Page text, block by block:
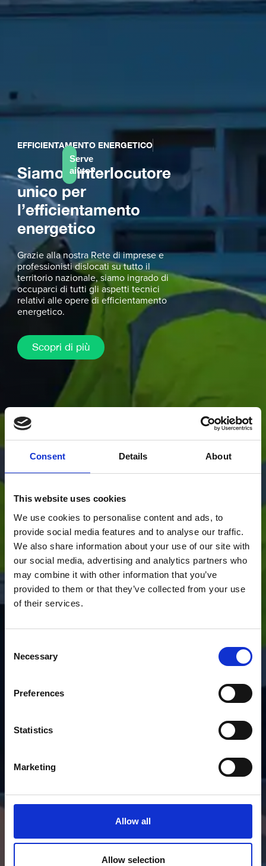
Consent Details About
This website uses cookies
We use cookies to personalise content and ads, to
provide social media features and to analyse our traffic.
We also share information about your use of our site with
our social media, advertising and analytics partners who
may combine it with other information that you’ve
provided to them or that they’ve collected from your use
of their services.
Selection
Necessary
Preferences
Statistics
Marketing
Allow all
Allow selection
EFFICIENTAMENTO ENERGETICO
Siamo l’interlocutore
unico per
l’efficientamento
energetico
Grazie alla nostra Rete di imprese e
professionisti dislocati su tutto il
territorio nazionale, siamo ingrado di
occuparci di tutti gli aspetti tecnici
relativi alle opere di efficientamento
energetico.
Scopri di più
Serve
aiuto?